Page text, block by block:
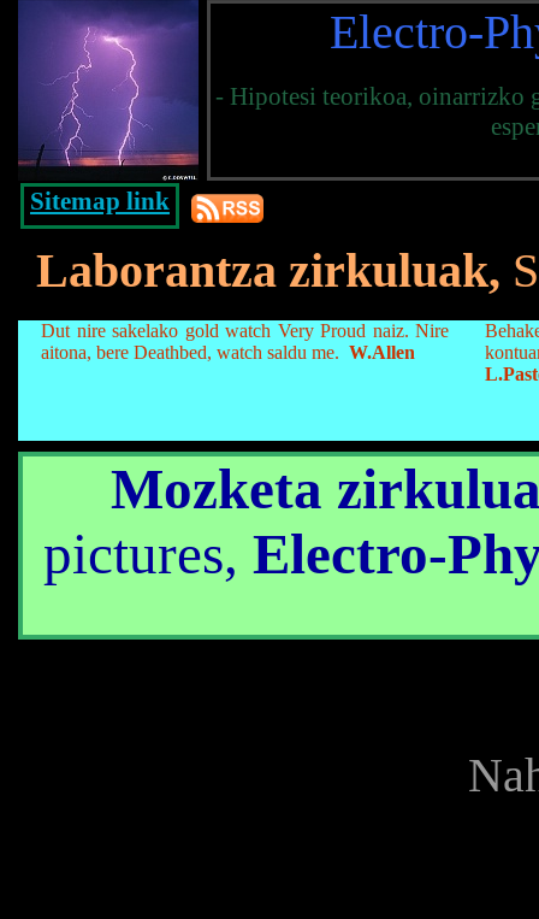
Electro-
- Hipotesi teorikoa, oinarrizko
Sitemap link
Laborantza zirkuluak,
Dut nire sakelako gold watch Very Proud naiz. Nire
aitona, bere Deathbed, watch saldu me. W.Allen
Mozketa
pictures, Electro-